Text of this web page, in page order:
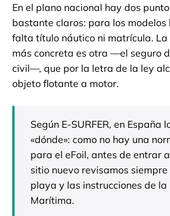
En el plano nacional hay dos
bastante claros: para los modelos
falta título náutico ni matrícula. La
más concreta es otra —el seguro
civil—, que por la letra de la ley
objeto flotante a motor.
Según E-SURFER, en España
«dónde»: como no hay una
para el eFoil, antes de entrar
sitio nuevo revisamos
playa y las instrucciones de
Marítima.